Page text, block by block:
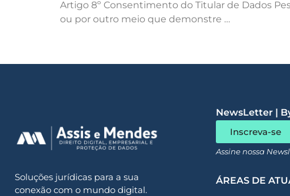
Artigo 8º Consentimento do Titular de Dados
ou por outro meio que demonstre …
Soluções jurídicas para a sua
conexão com o mundo digital.
NewsLetter |
Inscreva-se
Assine nossa
ÁREAS DE